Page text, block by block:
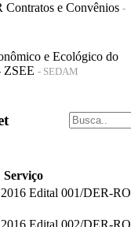
Contratos e Convênios -
e Ecológico do
ZSEE - SEDAM
Serviço
Edital 001/DER-RO
Edital 002/DER-RO